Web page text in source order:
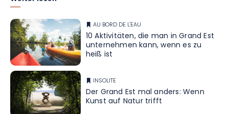
AU BORD DE L'EAU
10 Aktivitäten, die man in Grand Est
unternehmen kann, wenn es zu
heiß ist
INSOLITE
Der Grand Est mal anders: Wenn
Kunst auf Natur trifft